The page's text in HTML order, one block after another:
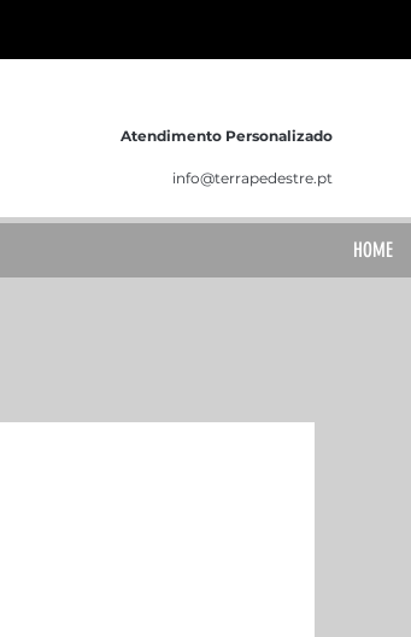
Atendimento Personalizado
info@terrapedestre.pt
HOME